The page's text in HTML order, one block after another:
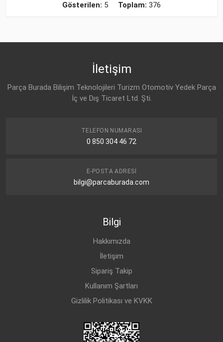
Gösterilen: 5 Toplam: 376
İletişim
Parça Burada Bilişim Teknolojileri Turizm Otomotiv Yedek Parça
İç ve Dış Ticaret Ltd. Şti.
TELEFON NUMARASI
0 850 304 46 72
E-POSTA ADRESI
bilgi@parcaburada.com
Bilgi
Hakkımızda
İletişim
Sipariş Takip
Kullanım Şartları
Gizlilik Politikası ve KVKK